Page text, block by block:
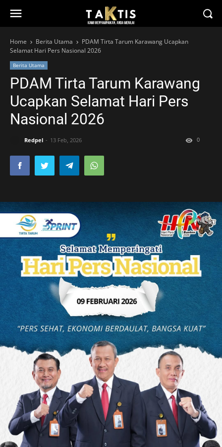
Home Berita Utama
PDAM Tirta Tarum Karawang Ucapkan
Selamat Hari Pers Nasional 2026
Berita Utama
PDAM Tirta Tarum Karawang
Ucapkan Selamat Hari Pers
Nasional 2026
Redpel 13 Feb, 2026 0